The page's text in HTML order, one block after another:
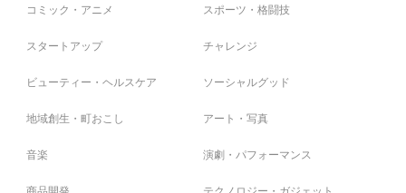
コミック・アニメ スポーツ・格闘技
スタートアップ チャレンジ
ビューティー・ヘルスケア ソーシャルグッド
地域創生・町おこし アート・写真
音楽 演劇・パフォーマンス